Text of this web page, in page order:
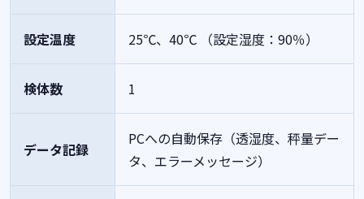
設定温度 25℃、40℃ （設定湿度：90％）
検体数 1
データ記録
PCへの自動保存（透湿度、秤量デー
タ、エラーメッセージ）